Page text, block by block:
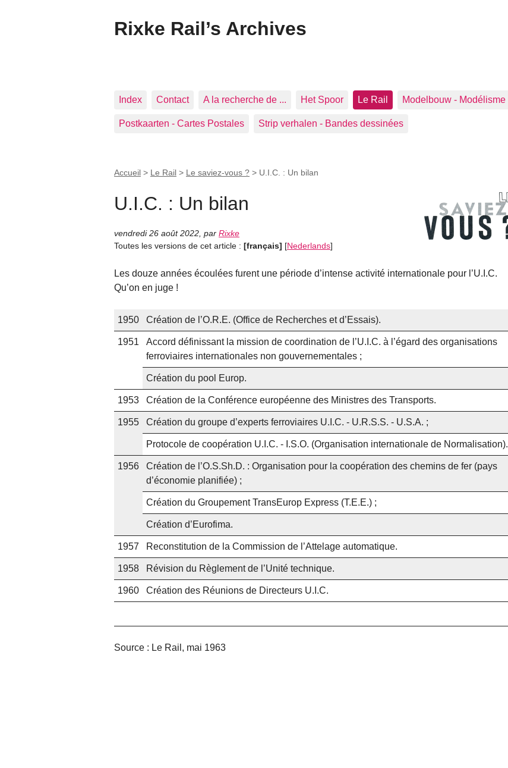
Rixke Rail’s Archives
Index Contact A la recherche de ... Het Spoor Le Rail Modelbouw - Modélisme
Postkaarten - Cartes Postales Strip verhalen - Bandes dessinées
Accueil > Le Rail > Le saviez-vous ? > U.I.C. : Un bilan
U.I.C. : Un bilan
vendredi 26 août 2022 par Rixke
Toutes les versions de cet article : [français] [Nederlands]
Les douze années écoulées furent une période d’intense activité internationale pour l’U.I.C.
Qu’on en juge !
1950 Création de l’O.R.E. (Office de Recherches et d’Essais).
1951
Accord définissant la mission de coordination de l’U.I.C. à l’égard des organisations
ferroviaires internationales non gouvernementales ;
Création du pool Europ.
1953 Création de la Conférence européenne des Ministres des Transports.
1955 Création du groupe d’experts ferroviaires U.I.C. - U.R.S.S. - U.S.A. ;
Protocole de coopération U.I.C. - I.S.O. (Organisation internationale de Normalisation).
1956
Création de l’O.S.Sh.D. : Organisation pour la coopération des chemins de fer (pays
d’économie planifiée) ;
Création du Groupement TransEurop Express (T.E.E.) ;
Création d’Eurofima.
1957 Reconstitution de la Commission de l’Attelage automatique.
1958 Révision du Règlement de l’Unité technique.
1960 Création des Réunions de Directeurs U.I.C.
Source : Le Rail, mai 1963